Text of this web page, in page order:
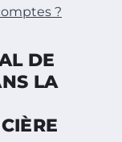
?
DE
LA